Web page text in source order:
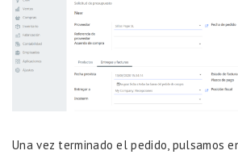
Una vez terminado el pedido, pulsamos